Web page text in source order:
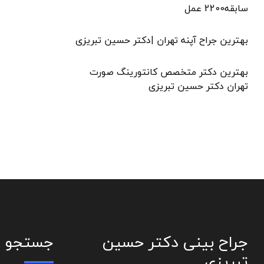
سابقه2200 عمل
بهترین جراح آپنه تهران |دکتر حسین تبریزی
بهترین دکتر متخصص کانتورینگ صورت
تهران دکتر حسین تبریزی
جراح بینی دکتر حسین جستجو